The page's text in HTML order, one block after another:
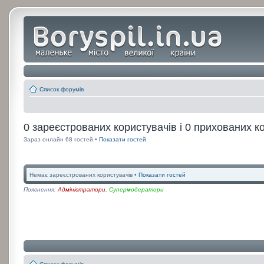
Список форумів
0 зареєстрованих користувачів і 0 прихованих
Зараз онлайн 68 гостей •Показати гостей
Немає зареєстрованих користувачів •Показати гостей
Пояснення:Адміністратори ,Супермодератори